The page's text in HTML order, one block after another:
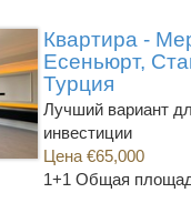
Квартира -
Есеньюрт,
Турция
Лучший вариант
инвестиции
Цена €65,000
1+1 Общая